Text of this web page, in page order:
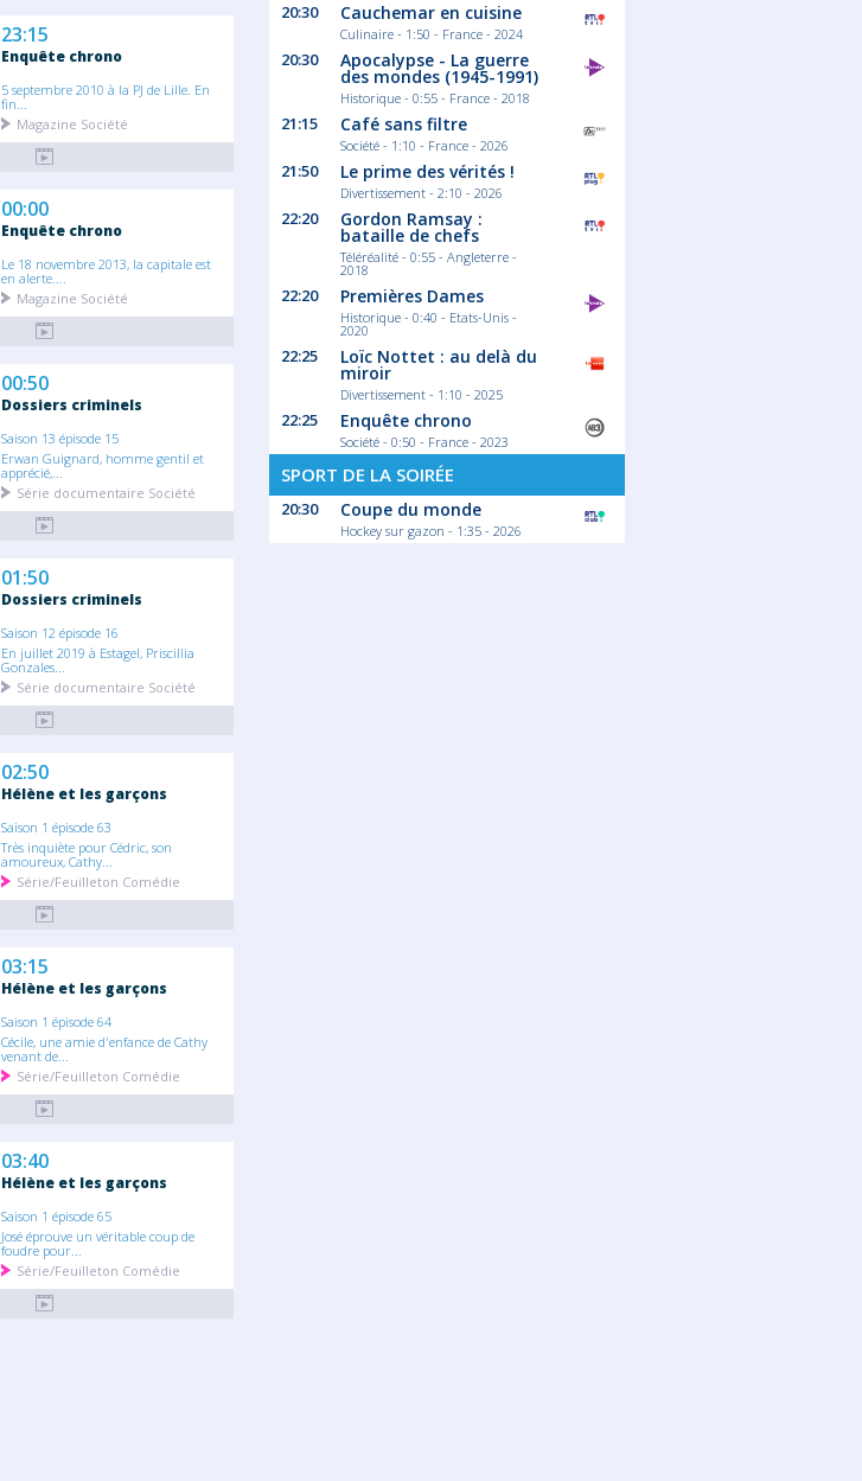
23:15
Enquête chrono
5 septembre 2010 à la PJ de Lille. En
fin...
Magazine Société
00:00
Enquête chrono
Le 18 novembre 2013, la capitale est
en alerte....
Magazine Société
00:50
Dossiers criminels
Saison 13 épisode 15
Erwan Guignard, homme gentil et
apprécié,...
Série documentaire Société
01:50
Dossiers criminels
Saison 12 épisode 16
En juillet 2019 à Estagel, Priscillia
Gonzales...
Série documentaire Société
02:50
Hélène et les garçons
Saison 1 épisode 63
Très inquiète pour Cédric, son
amoureux, Cathy...
Série/Feuilleton Comédie
03:15
Hélène et les garçons
Saison 1 épisode 64
Cécile, une amie d'enfance de Cathy
venant de...
Série/Feuilleton Comédie
03:40
Hélène et les garçons
Saison 1 épisode 65
José éprouve un véritable coup de
foudre pour...
Série/Feuilleton Comédie
20:30 Cauchemar en cuisine
Culinaire - 1:50 - France - 2024
20:30 Apocalypse - La guerre
des mondes (1945-1991)
Historique - 0:55 - France - 2018
21:15 Café sans filtre
Société - 1:10 - France - 2026
21:50 Le prime des vérités !
Divertissement - 2:10 - 2026
22:20 Gordon Ramsay :
bataille de chefs
Téléréalité - 0:55 - Angleterre -
2018
22:20 Premières Dames
Historique - 0:40 - Etats-Unis -
2020
22:25 Loïc Nottet : au delà du
miroir
Divertissement - 1:10 - 2025
22:25 Enquête chrono
Société - 0:50 - France - 2023
SPORT DE LA SOIRÉE
20:30 Coupe du monde
Hockey sur gazon - 1:35 - 2026